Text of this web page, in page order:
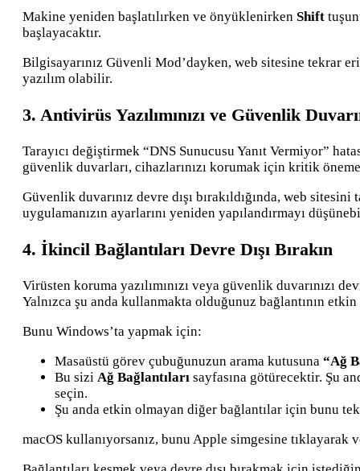
Makine yeniden başlatılırken ve önyüklenirken Shift
başlayacaktır.
Bilgisayarınız Güvenli Mod’dayken, web sitesine tekrar
yazılım olabilir.
3. Antivirüs Yazılımınızı ve Güvenlik
Tarayıcı değiştirmek “DNS Sunucusu Yanıt Vermiyor”
güvenlik duvarları, cihazlarınızı korumak için kritik
Güvenlik duvarınız devre dışı bırakıldığında, web
uygulamanızın ayarlarını yeniden yapılandırmayı
4. İkincil Bağlantıları Devre Dışı Bırakın
Virüsten koruma yazılımınızı veya güvenlik duvarınızı
Yalnızca şu anda kullanmakta olduğunuz bağlantının
Bunu Windows’ta yapmak için:
Masaüstü görev çubuğunuzun arama kutusuna “Ağ
Bu sizi Ağ Bağlantıları sayfasına götürecektir. Şu
seçin.
Şu anda etkin olmayan diğer bağlantılar için bunu
macOS kullanıyorsanız, bunu Apple simgesine tıklayarak